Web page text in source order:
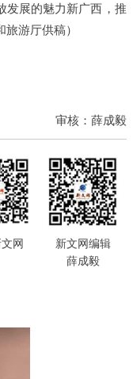
发展的魅力新广西，推
游厅供稿）
审核：薛成毅
网
新文网编辑
薛成毅